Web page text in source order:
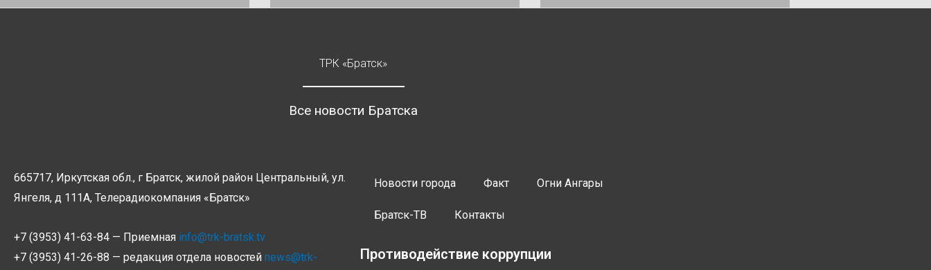
ТРК «Братск»
Все новости Братска
665717, Иркутская обл., г Братск, жилой район Центральный, ул.
Янгеля, д 111А, Телерадиокомпания «Братск»
+7 (3953) 41-63-84 — Приемная info@trk-bratsk.tv
+7 (3953) 41-26-88 — редакция отдела новостей news@trk-
Новости города Факт Огни Ангары
Братск-ТВ Контакты
Противодействие коррупции